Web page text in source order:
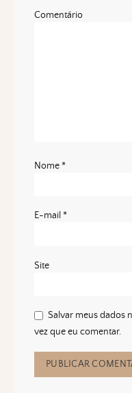
Comentário
Nome *
E-mail *
Site
Salvar meus dados
vez que eu comentar.